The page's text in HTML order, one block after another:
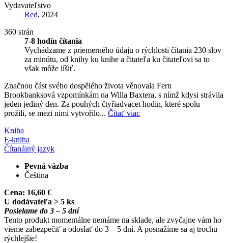
Vydavateľstvo
Red, 2024
360 strán
7-8 hodín čítania
Vychádzame z priemerného údaju o rýchlosti čítania 230 slov
za minútu, od knihy ku knihe a čitateľa ku čitateľovi sa to
však môže líšiť.
Značnou část svého dospělého života věnovala Fern
Brookbanksová vzpomínkám na Willa Baxtera, s nímž kdysi strávila
jeden jediný den. Za pouhých čtyřiadvacet hodin, které spolu
prožili, se mezi nimi vytvořilo... Čítať viac
Kniha
E-kniha
Čítanáiný jazyk
Pevná väzba
Čeština
Cena: 16,60 €
U dodávateľa > 5 ks
Posielame do 3 – 5 dní
Tento produkt momentálne nemáme na sklade, ale zvyčajne vám ho
vieme zabezpečiť a odoslať do 3 – 5 dní. A posnažíme sa aj trochu
rýchlejšie!